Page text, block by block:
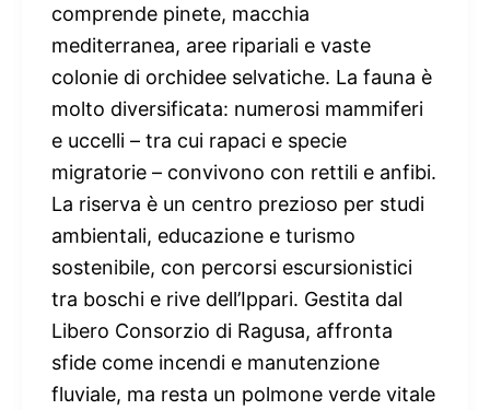
comprende pinete, macchia
mediterranea, aree ripariali e vaste
colonie di orchidee selvatiche. La fauna è
molto diversificata: numerosi mammiferi
e uccelli – tra cui rapaci e specie
migratorie – convivono con rettili e anfibi.
La riserva è un centro prezioso per studi
ambientali, educazione e turismo
sostenibile, con percorsi escursionistici
tra boschi e rive dell’Ippari. Gestita dal
Libero Consorzio di Ragusa, affronta
sfide come incendi e manutenzione
fluviale, ma resta un polmone verde vitale